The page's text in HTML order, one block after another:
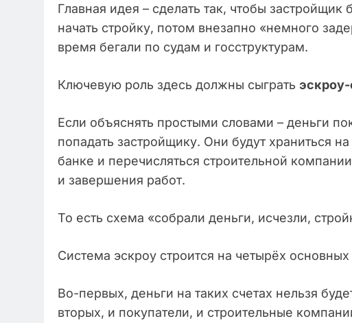
Главная идея – сделать так, чтобы
начать стройку, потом внезапно «немного
время бегали по судам и госструктурам.
Ключевую роль здесь должны сыграть эскроу-
Если объяснять простыми словами – деньги
попадать застройщику. Они будут храниться
банке и перечисляться строительной
и завершения работ.
То есть схема «собрали деньги, исчезли,
Система эскроу строится на четырёх основных
Во-первых, деньги на таких счетах нельзя
вторых, и покупатели, и строительные